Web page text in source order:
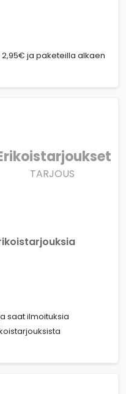
2,95€ ja paketeilla alkaen
TARJOUS
saat ilmoituksia